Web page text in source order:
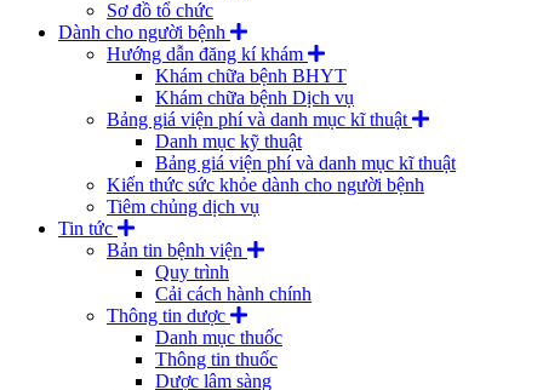
Sơ đồ tổ chức
Dành cho người bệnh
Hướng dẫn đăng kí khám
Khám chữa bệnh BHYT
Khám chữa bệnh Dịch vụ
Bảng giá viện phí và danh mục kĩ thuật
Danh mục kỹ thuật
Bảng giá viện phí và danh mục kĩ thuật
Kiến thức sức khỏe dành cho người bệnh
Tiêm chủng dịch vụ
Tin tức
Bản tin bệnh viện
Quy trình
Cải cách hành chính
Thông tin dược
Danh mục thuốc
Thông tin thuốc
Dược lâm sàng